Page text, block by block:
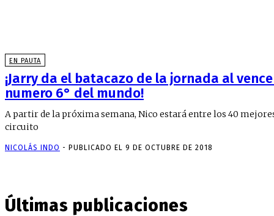
EN PAUTA
¡Jarry da el batacazo de la jornada al
numero 6° del mundo!
A partir de la próxima semana, Nico estará entre los 40
circuito
NICOLÁS INDO - PUBLICADO EL 9 DE OCTUBRE DE 2018
Últimas publicaciones